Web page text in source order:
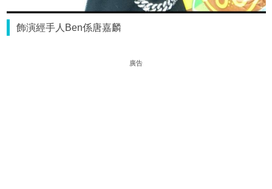
飾演經手人Ben係唐嘉麟
廣告